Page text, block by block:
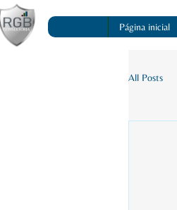
Página inicial
All Posts